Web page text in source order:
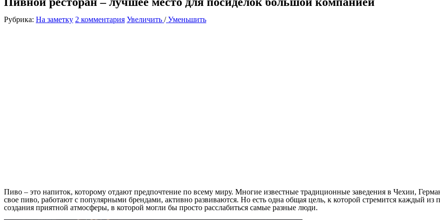
Рубрика: На заметку 2 комментария Увеличить /Уменьшить
Пиво – это напиток, которому отдают предпочтение по всему миру. Многие известные традиционные заведения в Чехии,
свое пиво, работают с популярными брендами, активно развиваются. Но есть одна общая цель, к которой стремится каждый из
создания приятной атмосферы, в которой могли бы просто расслабиться самые разные люди.